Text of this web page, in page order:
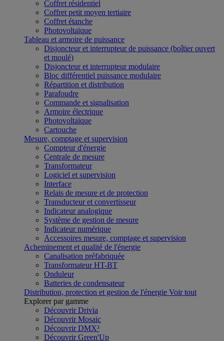
Coffret résidentiel
Coffret petit moyen tertiaire
Coffret étanche
Photovoltaïque
Tableau et armoire de puissance
Disjoncteur et interrupteur de puissance (boîtier ouvert
et moulé)
Disjoncteur et interrupteur modulaire
Bloc différentiel puissance modulaire
Répartition et distribution
Parafoudre
Commande et signalisation
Armoire électrique
Photovoltaïque
Cartouche
Mesure, comptage et supervision
Compteur d'énergie
Centrale de mesure
Transformateur
Logiciel et supervision
Interface
Relais de mesure et de protection
Transducteur et convertisseur
Indicateur analogique
Système de gestion de mesure
Indicateur numérique
Accessoires mesure, comptage et supervision
Acheminement et qualité de l'énergie
Canalisation préfabriquée
Transformateur HT-BT
Onduleur
Batteries de condensateur
Distribution, protection et gestion de l'énergie Voir tout
Explorer par gamme
Découvrir Drivia
Découvrir Mosaic
Découvrir DMX³
Découvrir Green'Up